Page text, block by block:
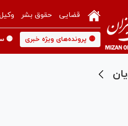
قضایی حقوق بشر
🟡 پرونده‌های ویژه خبری 🟡